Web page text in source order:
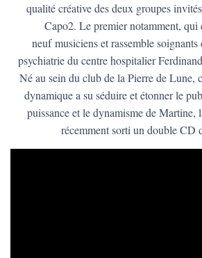
qualité créative des deux groupes
Capo2. Le premier notamment, qui
neuf musiciens et rassemble
psychiatrie du centre hospitalier
Né au sein du club de la Pierre de Lune,
dynamique a su séduire et étonner le
puissance et le dynamisme de Martine,
récemment sorti un double CD